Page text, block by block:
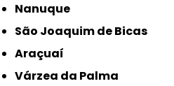
Nanuque
São Joaquim de Bicas
Araçuaí
Várzea da Palma